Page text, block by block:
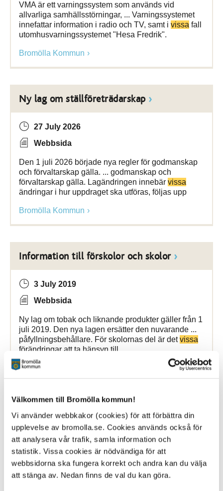
Välkommen till Bromölla kommun!
Vi använder webbkakor (cookies) för att förbättra din
upplevelse av bromolla.se. Cookies används också för
att analysera vår trafik, samla information och
statistik. Vissa cookies är nödvändiga för att
webbsidorna ska fungera korrekt och andra kan du välja
att stänga av. Nedan finns de val du kan göra.
VMA är ett varningssystem som används vid
allvarliga samhällsstörningar, ... Varningssystemet
innefattar information i radio och TV, samt i vissa fall
utomhusvarningssystemet "Hesa Fredrik".
Bromölla Kommun
Ny lag om ställföreträdarskap
27 July 2026
Webbsida
Den 1 juli 2026 började nya regler för godmanskap
och förvaltarskap gälla. ... godmanskap och
förvaltarskap gälla. Lagändringen innebär vissa
ändringar i hur uppdraget ska utföras, följas upp
Bromölla Kommun
Information till förskolor och skolor
3 July 2019
Webbsida
Ny lag om tobak och liknande produkter gäller från 1
juli 2019. Den nya lagen ersätter den nuvarande ...
påfyllningsbehållare. För skolornas del är detvissa
förändringar att ta hänsyn till.
Bromölla Kommun
Kostnadsfri samtalsförmedling
27 February 2023
I Sverige finns det tre samtalsförmedlande tjänster